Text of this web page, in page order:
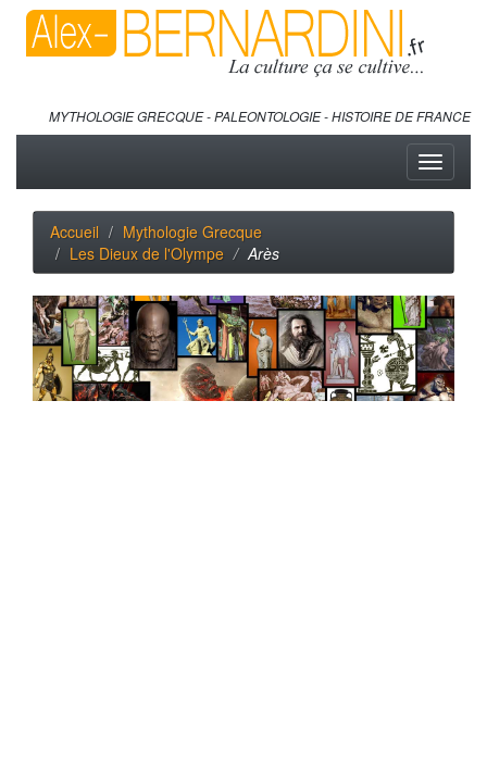
MYTHOLOGIE GRECQUE - PALEONTOLOGIE - HISTOIRE DE FRANCE
Toggle
Accueil
Mythologie Grecque
Les Dieux de l'Olympe
Arès